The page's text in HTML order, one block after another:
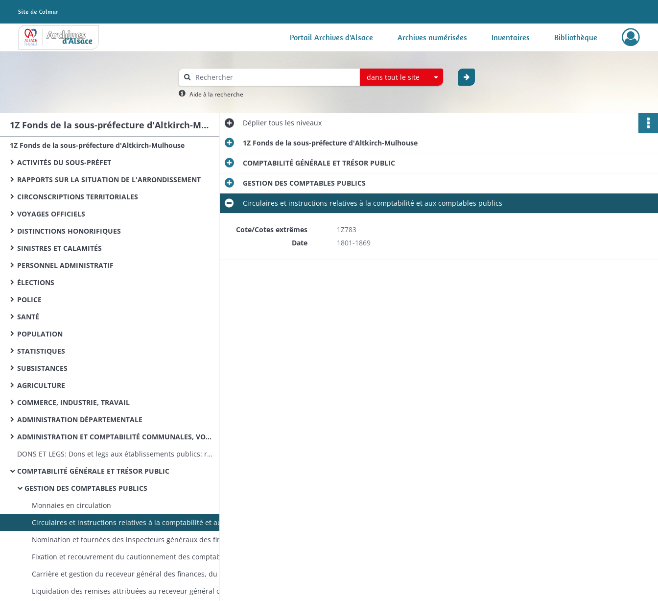
Archives Alsace - Colmar Portail Archives d'Alsace Archives numérisées Inventaires Bibliothèque
dans tout le site
Aide à la recherche
1Z Fonds de la sous-préfecture d'Altkirch-Mulhouse
1Z Fonds de la sous-préfecture d'Altkirch-Mulhouse
ACTIVITÉS DU SOUS-PRÉFET
RAPPORTS SUR LA SITUATION DE L'ARRONDISSEMENT
CIRCONSCRIPTIONS TERRITORIALES
VOYAGES OFFICIELS
DISTINCTIONS HONORIFIQUES
SINISTRES ET CALAMITÉS
PERSONNEL ADMINISTRATIF
ÉLECTIONS
POLICE
SANTÉ
POPULATION
STATISTIQUES
SUBSISTANCES
AGRICULTURE
COMMERCE, INDUSTRIE, TRAVAIL
ADMINISTRATION DÉPARTEMENTALE
ADMINISTRATION ET COMPTABILITÉ COMMUNALES, VOIRIE VICINALE
DONS ET LEGS: Dons et legs aux établissements publics: réglementation, statistiques
COMPTABILITÉ GÉNÉRALE ET TRÉSOR PUBLIC
GESTION DES COMPTABLES PUBLICS
Monnaies en circulation
Dépliertous les niveaux
1Z Fonds de la sous-préfecture d'Altkirch-Mulhouse
COMPTABILITÉ GÉNÉRALE ET TRÉSOR PUBLIC
GESTION DES COMPTABLES PUBLICS
Circulaires et instructions relatives à la comptabilité et aux comptables publics
Cote/Cotes extrêmes
1Z783
Date
1801-1869